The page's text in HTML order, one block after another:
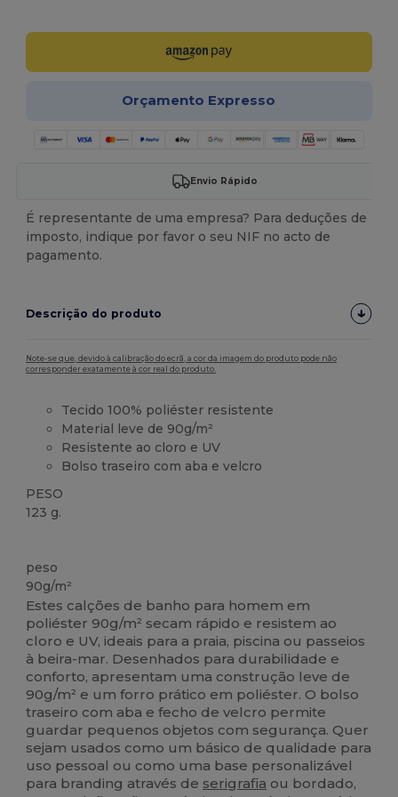
Orçamento Expresso
Envio Rápido
É representante de uma empresa? Para deduções de
imposto, indique por favor o seu NIF no acto de
pagamento.
Descrição do produto
Note-se que, devido à calibração do ecrã, a cor da imagem do produto pode não
corresponder exatamente à cor real do produto.
Tecido 100% poliéster resistente
Material leve de 90g/m²
Resistente ao cloro e UV
Bolso traseiro com aba e velcro
PESO
123 g.
peso
90g/m²
Estes calções de banho para homem em
poliéster 90g/m² secam rápido e resistem ao
cloro e UV, ideais para a praia, piscina ou passeios
à beira-mar. Desenhados para durabilidade e
conforto, apresentam uma construção leve de
90g/m² e um forro prático em poliéster. O bolso
traseiro com aba e fecho de velcro permite
guardar pequenos objetos com segurança. Quer
sejam usados como um básico de qualidade para
uso pessoal ou como uma base personalizável
para branding através de serigrafia ou bordado,